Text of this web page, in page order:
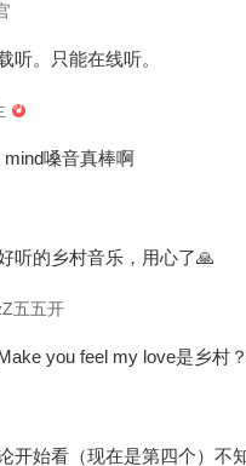
听。只能在线听。
嗓音真棒啊
听的乡村音乐，用心了🙏
五五开
you feel my love是乡
开始看（现在是第四个）不